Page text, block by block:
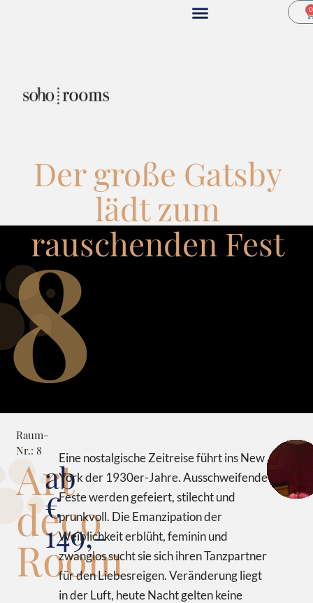
0
8
Der große Gatsby
lädt zum
rauschenden Fest
Raum-
Nr.: 8
Art
deco
Room
ab
€
149,-
Eine nostalgische Zeitreise führt ins New
York der 1930er-Jahre. Ausschweifende
Feste werden gefeiert, stilecht und
prunkvoll. Die Emanzipation der
Weiblichkeit erblüht, feminin und
zwanglos sucht sie sich ihren Tanzpartner
für den Liebesreigen. Veränderung liegt
in der Luft, heute Nacht gelten keine